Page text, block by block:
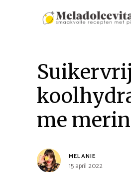
me
MELANIE
15 april 2022